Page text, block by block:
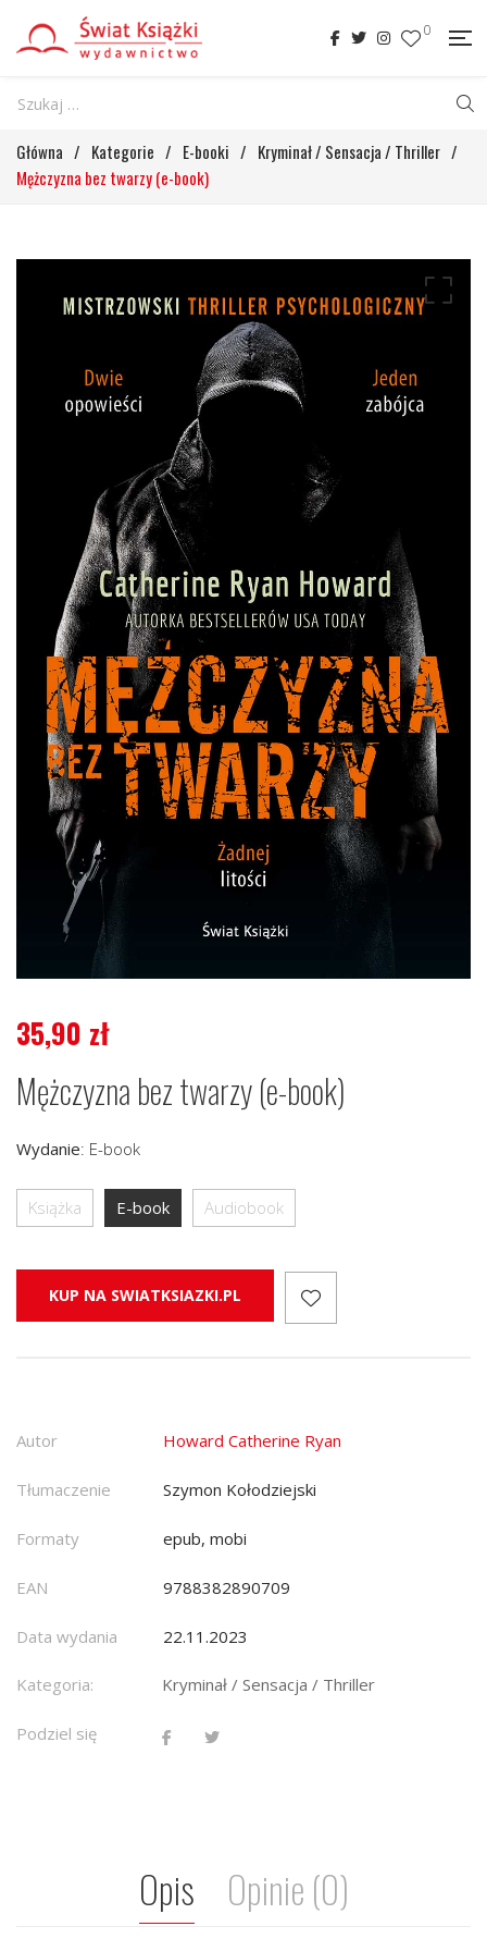
0
Główna / Kategorie / E-booki / Kryminał / Sensacja / Thriller /
Mężczyzna bez twarzy (e-book)
35,90 zł
Mężczyzna bez twarzy (e-book)
Wydanie: E-book
Książka E-book Audiobook
KUP NA SWIATKSIAZKI.PL
Autor Howard Catherine Ryan
Tłumaczenie Szymon Kołodziejski
Formaty epub, mobi
EAN 9788382890709
Data wydania 22.11.2023
Kategoria: Kryminał / Sensacja / Thriller
Podziel się
Opis Opinie (0)